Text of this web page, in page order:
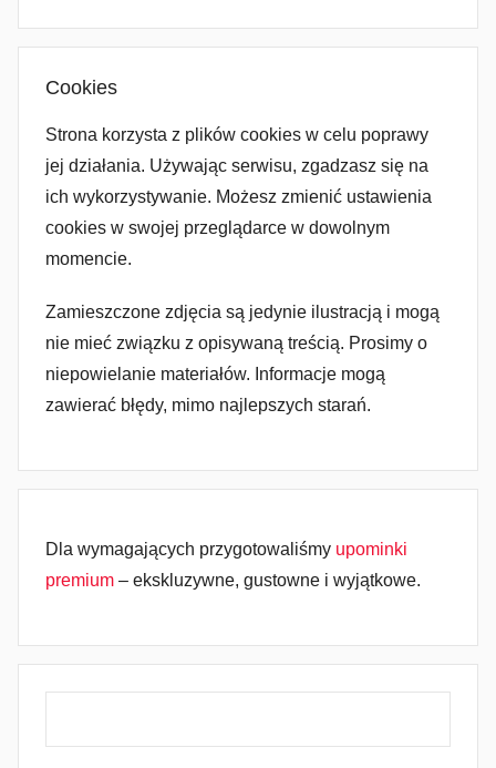
Cookies
Strona korzysta z plików cookies w celu poprawy
jej działania. Używając serwisu, zgadzasz się na
ich wykorzystywanie. Możesz zmienić ustawienia
cookies w swojej przeglądarce w dowolnym
momencie.
Zamieszczone zdjęcia są jedynie ilustracją i mogą
nie mieć związku z opisywaną treścią. Prosimy o
niepowielanie materiałów. Informacje mogą
zawierać błędy, mimo najlepszych starań.
Dla wymagających przygotowaliśmy upominki
premium – ekskluzywne, gustowne i wyjątkowe.